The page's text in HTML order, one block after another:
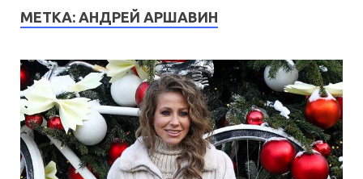
МЕТКА: АНДРЕЙ АРШАВИН